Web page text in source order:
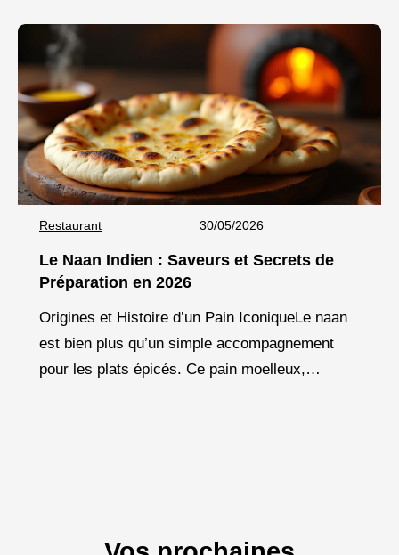
Restaurant 30/05/2026
Le Naan Indien : Saveurs et Secrets de
Préparation en 2026
Origines et Histoire d’un Pain IconiqueLe naan
est bien plus qu’un simple accompagnement
pour les plats épicés. Ce pain moelleux,